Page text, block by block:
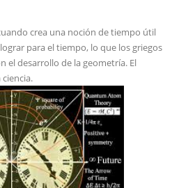
crea una noción de tiempo útil
para el tiempo, lo que los griegos
el desarrollo de la geometría. El